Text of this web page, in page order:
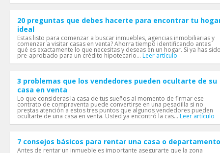
20 preguntas que debes hacerte para encontrar tu
ideal
Estas listo para comenzar a buscar inmuebles, agencias inmobiliarias y
comenzar a visitar casas en venta? Ahorra tiempo identificando antes
qué es exactamente lo que necesitas y deseas en un hogar. Si ya has
pre-aprobado para un crédito hipotecario... Leer artículo
3 problemas que los vendedores pueden ocultarte de su
casa en venta
Lo que consideras la casa de tus sueños al momento de firmar ese
contrato de compraventa puede convertirse en una pesadilla si no
prestas atención a estos tres puntos que algunos vendedores pueden
ocultarte de una casa en venta. Usted ya encontró la cas... Leer artículo
7 consejos básicos para rentar una casa o departamento
Antes de rentar un inmueble es importante asegurarte que la zona